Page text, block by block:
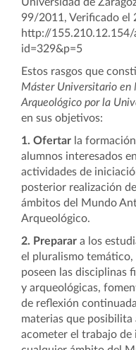
99/2011, Verificado el
http://
id=329&p=5
Estos rasgos que
Máster Universitario en
Arqueológico por la
en sus objetivos:
1. Ofertar la
alumnos interesados
actividades de
posterior realización
ámbitos del Mundo
Arqueológico.
2. Preparar a los
el pluralismo
poseen las disciplinas
y arqueológicas,
de reflexión
materias que
acometer el trabajo de